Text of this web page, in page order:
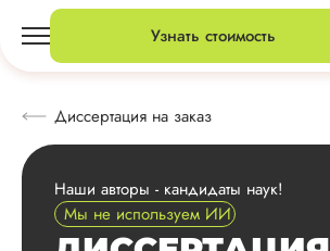
Узнать стоимость
Диссертация на заказ
Наши авторы - кандидаты наук!
Мы не используем ИИ